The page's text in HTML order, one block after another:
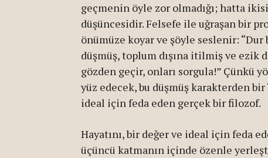
geçmenin öyle zor olmadığı; hatta
düşüncesidir. Felsefe ile uğraşan bir
önümüze koyar ve şöyle seslenir:
düşmüş, toplum dışına itilmiş ve ezik
gözden geçir, onları sorgula!” Çünkü
yüz edecek, bu düşmüş karakterden bir
ideal için feda eden gerçek bir filozof.
Hayatını, bir değer ve ideal için feda
üçüncü katmanın içinde özenle